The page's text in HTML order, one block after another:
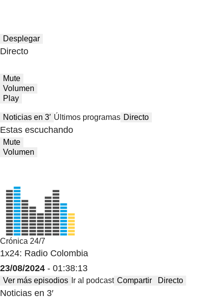
Desplegar
Directo
Mute
Volumen
Play
Noticias en 3′ Últimos programas Directo
Estas escuchando
Mute
Volumen
Crónica 24/7
1x24: Radio Colombia
23/08/2024 - 01:38:13
Ver más episodios Ir al podcast Compartir Directo
Noticias en 3′